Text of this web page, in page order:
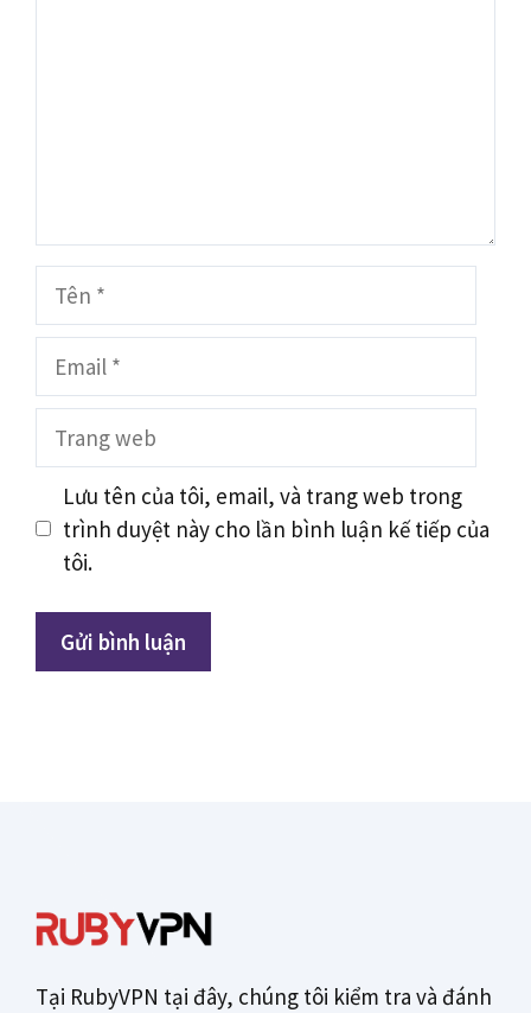
Tên
Lưu tên của tôi, email, và trang web trong
trình duyệt này cho lần bình luận kế tiếp của
tôi.
Tại RubyVPN tại đây, chúng tôi kiểm tra và đánh